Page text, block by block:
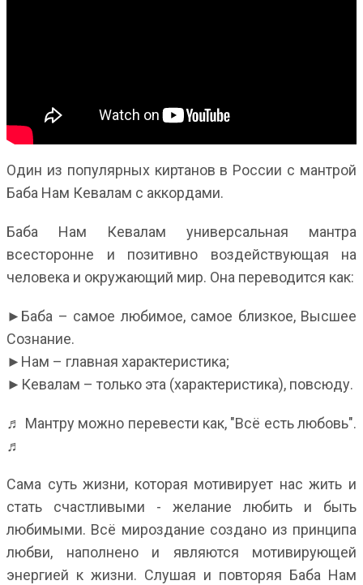
Один из популярных киртанов в России с мантрой
Баба Нам Кевалам с аккордами.
Баба Нам Кевалам универсальная мантра
всесторонне и позитивно воздействующая на
человека и окружающий мир. Она переводится как:
►Баба – самое любимое, самое близкое, Высшее
Сознание.
►Нам – главная характеристика;
►Кевалам – только эта (характеристика), повсюду.
♬ Мантру можно перевести как, "Всё есть любовь".
♬
Сама суть жизни, которая мотивирует нас жить и
стать счастливыми - желание любить и быть
любимыми. Всё мироздание создано из принципа
любви, наполнено и являются мотивирующей
энергией к жизни. Слушая и повторяя Баба Нам